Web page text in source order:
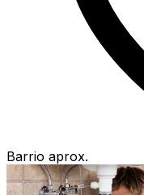
Barrio aprox.